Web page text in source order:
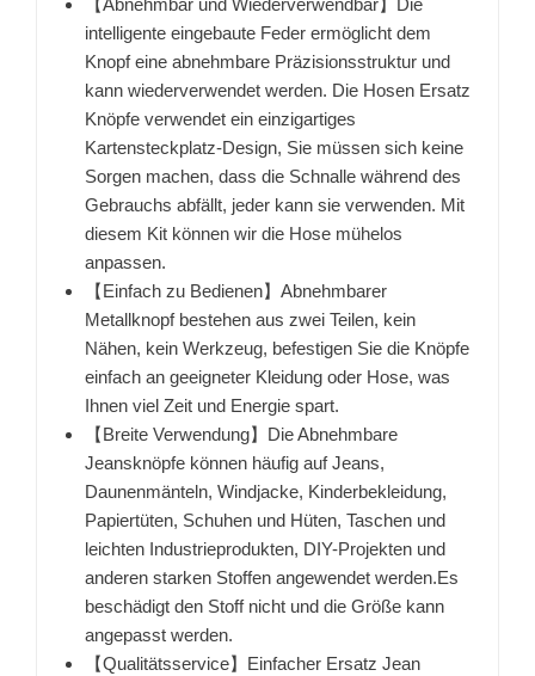
【Abnehmbar und Wiederverwendbar】Die
intelligente eingebaute Feder ermöglicht dem
Knopf eine abnehmbare Präzisionsstruktur und
kann wiederverwendet werden. Die Hosen Ersatz
Knöpfe verwendet ein einzigartiges
Kartensteckplatz-Design, Sie müssen sich keine
Sorgen machen, dass die Schnalle während des
Gebrauchs abfällt, jeder kann sie verwenden. Mit
diesem Kit können wir die Hose mühelos
anpassen.
【Einfach zu Bedienen】Abnehmbarer
Metallknopf bestehen aus zwei Teilen, kein
Nähen, kein Werkzeug, befestigen Sie die Knöpfe
einfach an geeigneter Kleidung oder Hose, was
Ihnen viel Zeit und Energie spart.
【Breite Verwendung】Die Abnehmbare
Jeansknöpfe können häufig auf Jeans,
Daunenmänteln, Windjacke, Kinderbekleidung,
Papiertüten, Schuhen und Hüten, Taschen und
leichten Industrieprodukten, DIY-Projekten und
anderen starken Stoffen angewendet werden.Es
beschädigt den Stoff nicht und die Größe kann
angepasst werden.
【Qualitätsservice】Einfacher Ersatz Jean